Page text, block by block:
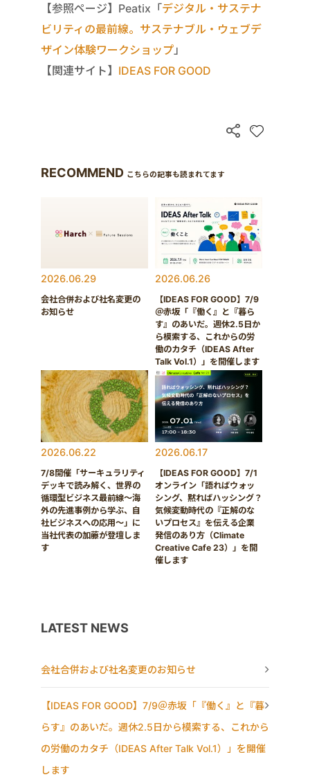
【参照ページ】Peatix「デジタル・サステナ
ビリティの最前線。サステナブル・ウェブデ
ザイン体験ワークショップ 」
【関連サイト】 IDEAS FOR GOOD
RECOMMEND こちらの記事も読まれてます
2026.06.29
会社合併および社名変更の
お知らせ
2026.06.26
【IDEAS FOR GOOD】7/9
＠赤坂「『働く』と『暮ら
す』のあいだ。週休2.5日か
ら模索する、これからの労
働のカタチ（IDEAS After
Talk Vol.1）」を開催します
2026.06.22
7/8開催「サーキュラリティ
デッキで読み解く、世界の
循環型ビジネス最前線〜海
外の先進事例から学ぶ、自
社ビジネスへの応用〜」に
当社代表の加藤が登壇しま
す
2026.06.17
【IDEAS FOR GOOD】7/1
オンライン「語ればウォッ
シング、黙ればハッシング？
気候変動時代の『正解のな
いプロセス』を伝える企業
発信のあり方（Climate
Creative Cafe 23）」を開
催します
LATEST NEWS
会社合併および社名変更のお知らせ
【IDEAS FOR GOOD】7/9＠赤坂「『働く』と『暮
らす』のあいだ。週休2.5日から模索する、これから
の労働のカタチ（IDEAS After Talk Vol.1）」を開催
します